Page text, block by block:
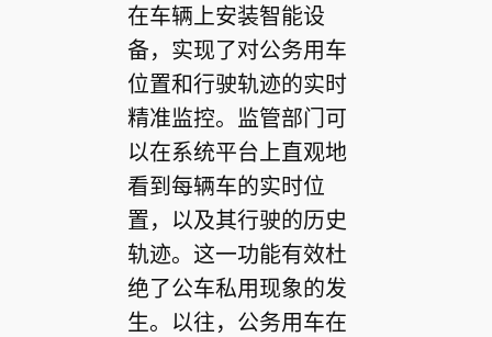
在车辆上安装智能设
备，实现了对公务用车
位置和行驶轨迹的实时
精准监控。监管部门可
以在系统平台上直观地
看到每辆车的实时位
置，以及其行驶的历史
轨迹。这一功能有效杜
绝了公车私用现象的发
生。以往，公务用车在